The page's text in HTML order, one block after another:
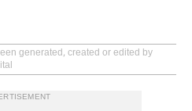
generated, created or edited by